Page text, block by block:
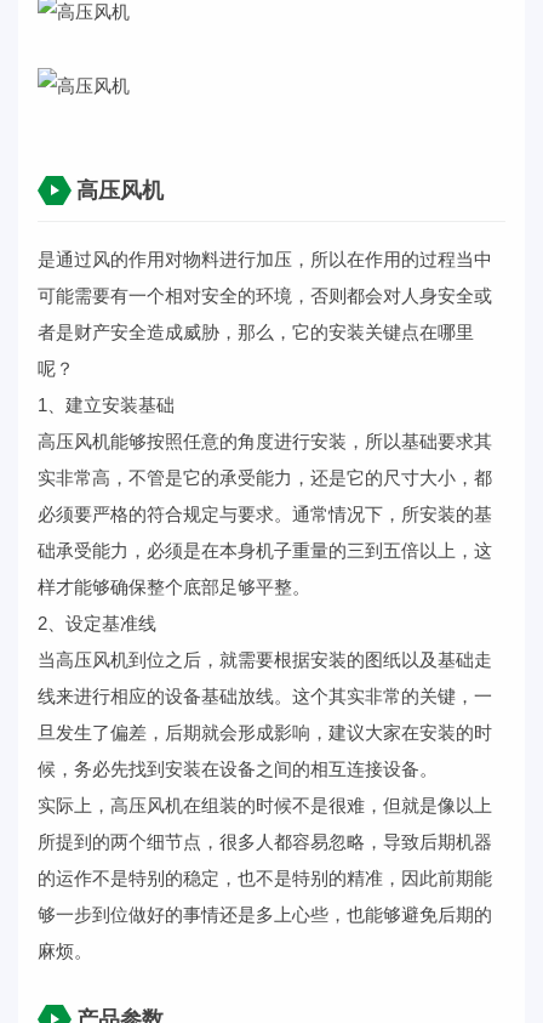
高压风机
是通过风的作用对物料进行加压，所以在作用的过程当中
可能需要有一个相对安全的环境，否则都会对人身安全或
者是财产安全造成威胁，那么，它的安装关键点在哪里
呢？
1、建立安装基础
高压风机能够按照任意的角度进行安装，所以基础要求其
实非常高，不管是它的承受能力，还是它的尺寸大小，都
必须要严格的符合规定与要求。通常情况下，所安装的基
础承受能力，必须是在本身机子重量的三到五倍以上，这
样才能够确保整个底部足够平整。
2、设定基准线
当高压风机到位之后，就需要根据安装的图纸以及基础走
线来进行相应的设备基础放线。这个其实非常的关键，一
旦发生了偏差，后期就会形成影响，建议大家在安装的时
候，务必先找到安装在设备之间的相互连接设备。
实际上，高压风机在组装的时候不是很难，但就是像以上
所提到的两个细节点，很多人都容易忽略，导致后期机器
的运作不是特别的稳定，也不是特别的精准，因此前期能
够一步到位做好的事情还是多上心些，也能够避免后期的
麻烦。